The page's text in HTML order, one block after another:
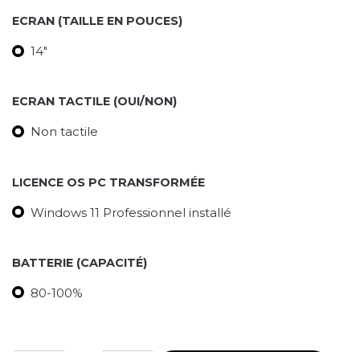
ECRAN (TAILLE EN POUCES)
14"
ECRAN TACTILE (OUI/NON)
Non tactile
LICENCE OS PC TRANSFORMÉE
Windows 11 Professionnel installé
BATTERIE (CAPACITÉ)
80-100%